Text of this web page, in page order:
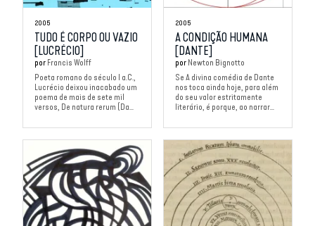
2005
TUDO É CORPO OU VAZIO
[LUCRÉCIO]
por Francis Wolff
Poeta romano do século I a.C.,
Lucrécio deixou inacabado um
poema de mais de sete mil
versos, De natura rerum (Da...
2005
A CONDIÇÃO HUMANA
[DANTE]
por Newton Bignotto
Se A divina comédia de Dante
nos toca ainda hoje, para além
do seu valor estritamente
literário, é porque, ao narrar...